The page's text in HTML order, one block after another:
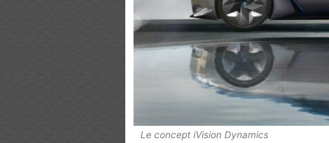
Le concept iVision Dynamics